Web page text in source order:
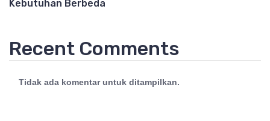
Kebutuhan Berbeda
Recent Comments
Tidak ada komentar untuk ditampilkan.